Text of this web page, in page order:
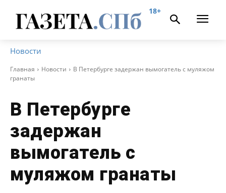
18+
Новости
Главная Новости
В Петербурге задержан вымогатель с муляжом
гранаты
В Петербурге
задержан
вымогатель с
муляжом гранаты